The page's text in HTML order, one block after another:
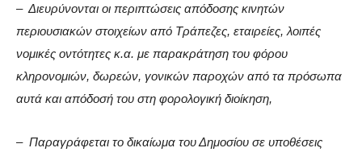
– Διευρύνονται οι περιπτώσεις απόδοσης κινητών
περιουσιακών στοιχείων από Τράπεζες, εταιρείες, λοιπές
νομικές οντότητες κ.α. με παρακράτηση του φόρου
κληρονομιών, δωρεών, γονικών παροχών από τα πρόσωπα
αυτά και απόδοσή του στη φορολογική διοίκηση,
– Παραγράφεται το δικαίωμα του Δημοσίου σε υποθέσεις